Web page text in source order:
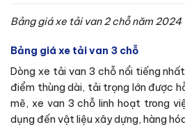
Bảng giá xe tải van 2 chỗ năm 2024
Bảng giá xe tải van 3 chỗ
Dòng xe tải van 3 chỗ nổi tiếng
điểm thùng dài, tải trọng lớn được
mẽ, xe van 3 chỗ linh hoạt trong
dụng đến vật liệu xây dựng, hàng